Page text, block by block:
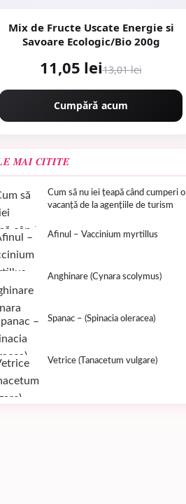
Mix de Fructe Uscate Energie si
Savoare Ecologic/Bio 200g
11,05 lei13,01 lei
Cumpără acum
MAI CITITE
Cum să nu iei țeapă când cumperi o
vacanță de la agențiile de turism
Afinul – Vaccinium myrtillus
Anghinare (Cynara scolymus)
Spanac – (Spinacia oleracea)
Vetrice (Tanacetum vulgare)